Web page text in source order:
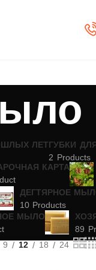
ЛЕТГУБКИ
2 Products
КАРТА
ДЕГТЯРНОЕ
10 Products
МЫЛО
89
9
12 18 24